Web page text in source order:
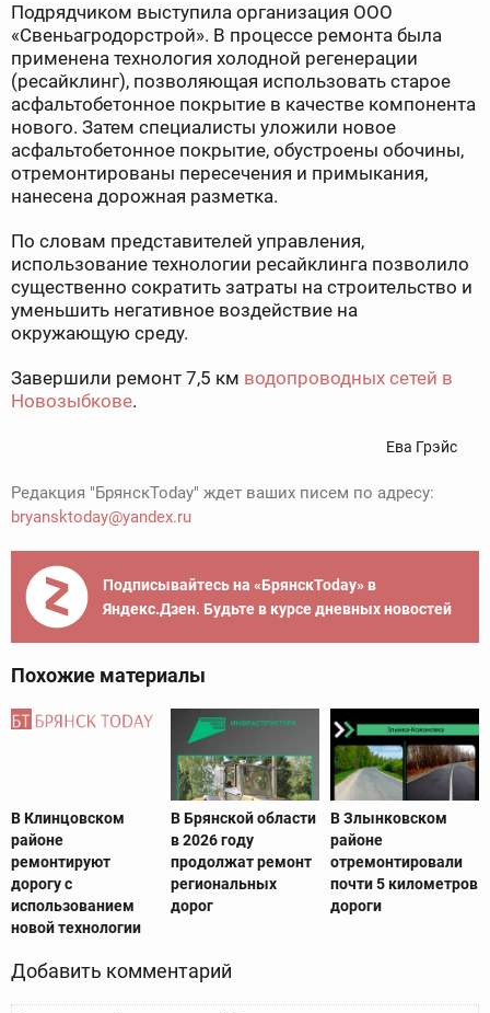
Подрядчиком выступила организация ООО
«Свеньагродорстрой». В процессе ремонта была
применена технология холодной регенерации
(ресайклинг), позволяющая использовать старое
асфальтобетонное покрытие в качестве компонента
нового. Затем специалисты уложили новое
асфальтобетонное покрытие, обустроены обочины,
отремонтированы пересечения и примыкания,
нанесена дорожная разметка.
По словам представителей управления,
использование технологии ресайклинга позволило
существенно сократить затраты на строительство и
уменьшить негативное воздействие на
окружающую среду.
Завершили ремонт 7,5 км водопроводных сетей в
Новозыбкове.
Ева Грэйс
Редакция "БрянскToday" ждет ваших писем по адресу:
bryansktoday@yandex.ru
Подписывайтесь на «БрянскToday» в
Яндекс.Дзен. Будьте в курсе дневных новостей
Похожие материалы
В Клинцовском
районе
ремонтируют
дорогу с
использованием
новой технологии
В Брянской области
в 2026 году
продолжат ремонт
региональных
дорог
В Злынковском
районе
отремонтировали
почти 5 километров
дороги
Добавить комментарий